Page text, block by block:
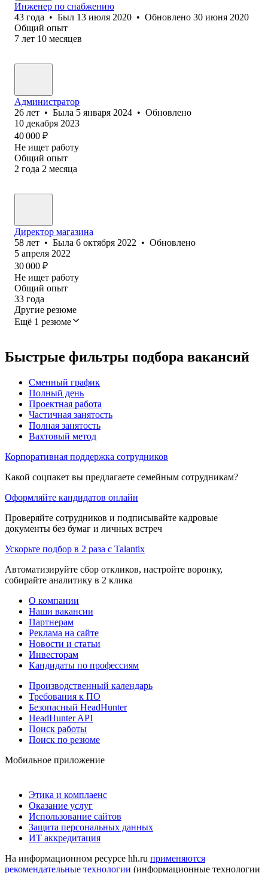
Инженер по снабжению
43 года • Был 13 июля 2020 • Обновлено 30 июня 2020
Общий опыт
7 лет 10 месяцев
Администратор
26 лет • Была 5 января 2024 • Обновлено
10 декабря 2023
40 000 ₽
Не ищет работу
Общий опыт
2 года 2 месяца
Директор магазина
58 лет • Была 6 октября 2022 • Обновлено
5 апреля 2022
30 000 ₽
Не ищет работу
Общий опыт
33 года
Другие резюме
Ещё 1 резюме
Быстрые фильтры подбора вакансий
Сменный график
Полный день
Проектная работа
Частичная занятость
Полная занятость
Вахтовый метод
Корпоративная поддержка сотрудников
Какой соцпакет вы предлагаете семейным сотрудникам?
Оформляйте кандидатов онлайн
Проверяйте сотрудников и подписывайте кадровые
документы без бумаг и личных встреч
Ускорьте подбор в 2 раза с Talantix
Автоматизируйте сбор откликов, настройте воронку,
собирайте аналитику в 2 клика
О компании
Наши вакансии
Партнерам
Реклама на сайте
Новости и статьи
Инвесторам
Кандидаты по профессиям
Производственный календарь
Требования к ПО
Безопасный HeadHunter
HeadHunter API
Поиск работы
Поиск по резюме
Мобильное приложение
Этика и комплаенс
Оказание услуг
Использование сайтов
Защита персональных данных
ИТ аккредитация
На информационном ресурсе hh.ru применяются
рекомендательные технологии (информационные технологии